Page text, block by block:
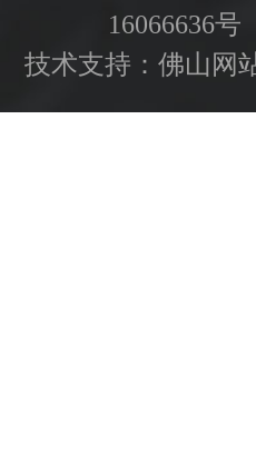
16066636号
技术支持： 佛山网